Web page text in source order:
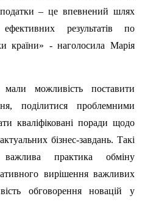
– це впевнений шлях
результатів по
країни» - наголосила Марія
можливість поставити
поділитися проблемними
кваліфіковані поради щодо
бізнес-завдань. Такі
практика обміну
вирішення важливих
обговорення новацій у